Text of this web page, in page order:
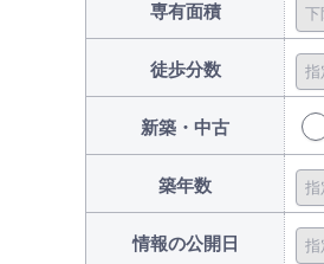
専有面積
徒歩分数
新築・中古
築年数
情報の公開日